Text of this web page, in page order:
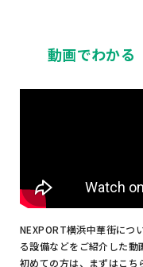
動画でわかる
NEXPORT横浜中華街につ
る設備などをご紹介した動
初めての方は、まずはこ